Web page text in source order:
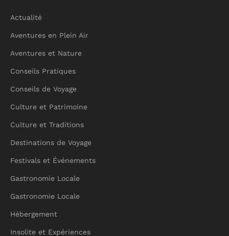
Actualité
Aventures en Plein Air
Aventures et Nature
Conseils Pratiques
Conseils de Voyage
Culture et Patrimoine
Culture et Traditions
Destinations de Voyage
Festivals et Événements
Gastronomie Locale
Gastronomie Locale
Hébergement
Insolite et Expériences